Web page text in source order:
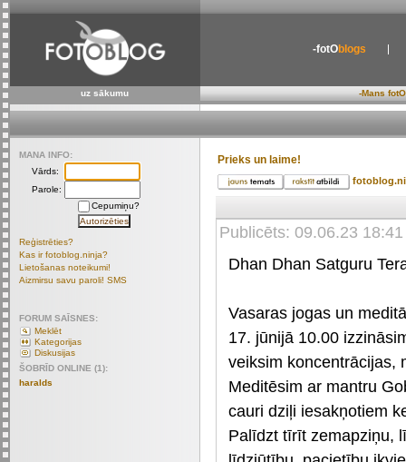
-fotOblogs
uz sākumu -Mans
Prieks un laime!
Publicēts: 09.06.23 18:41
Dhan Dhan Satguru
Vasaras jogas un
17. jūnijā 10.00
veiksim koncentrācijas,
Meditēsim ar mantru
cauri dziļi iesakņotiem
Palīdzt tīrīt zemapziņu,
MANA INFO:
Vārds:
Parole:
Cepumiņu?
Reģistrēties?
Kas ir fotoblog.ninja?
Lietošanas noteikumi!
Aizmirsu savu paroli! SMS
FORUM SAĪSNES:
Meklēt
Kategorijas
Diskusijas
ŠOBRĪD ONLINE (1):
haralds